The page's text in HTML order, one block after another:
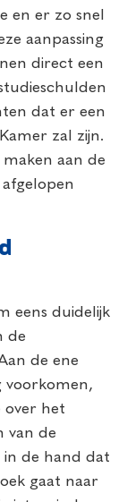
en er zo snel
aanpassing
direct een
dat er een
zal zijn.
aan de
eens duidelijk
de
de ene
voorkomen,
over het
van de
in de hand dat
gaat naar